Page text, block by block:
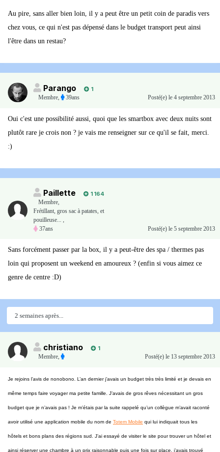
Au pire, sans aller bien loin, il y a peut être un petit coin de paradis vers
chez vous, ce qui n'est pas dépensé dans le budget transport peut ainsi
l'être dans un restau?
Parango
1
Membre, 39ans Posté(e) le 4 septembre 2013
Oui c'est une possibilité aussi, quoi que les smartbox avec deux nuits sont
plutôt rare je crois non ? je vais me renseigner sur ce qu'il se fait, merci.
:)
Paillette
1 164
Membre,
Frétillant, gros sac à patates, et
pouilleuse... ,
37ans
Posté(e) le 5 septembre 2013
Sans forcément passer par la box, il y a peut-être des spa / thermes pas
loin qui proposent un weekend en amoureux ? (enfin si vous aimez ce
genre de centre :D)
2 semaines après...
christiano
1
Membre, Posté(e) le 13 septembre 2013
Je rejoins l’avis de nonobono. L’an dernier j’avais un budget très très limité et je devais en
même temps faire voyager ma petite famille. J’avais de gros rêves nécessitant un gros
budget que je n’avais pas ! Je m’étais par la suite rappelé qu’un collègue m’avait raconté
avoir utilisé une application mobile du nom de Totem Mobile qui lui indiquait tous les
hôtels et bons plans des régions sud. J’ai essayé de visiter le site pour trouver un hôtel et
ainsi réserver une chambre à un prix raisonnable puis une fois sur place, j’avais trouvé